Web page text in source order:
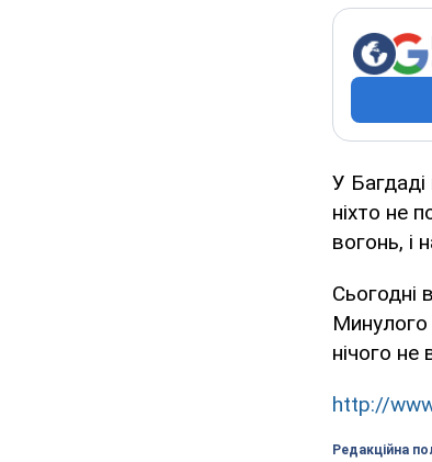
У
ніхто не
вогонь, і
Сьогодні
Минулого
нічого не
http://
Редакційна